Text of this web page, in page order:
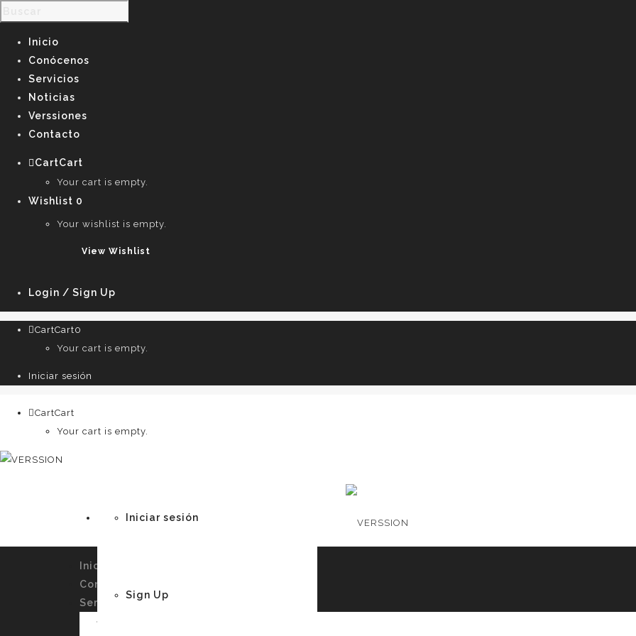
Inicio
Conócenos
Servicios
Noticias
Verssiones
Contacto
CartCart
Your cart is empty.
Wishlist 0
Your wishlist is empty.
View Wishlist
Login / Sign Up
CartCart0
Your cart is empty.
Iniciar sesión
CartCart
Your cart is empty.
Iniciar sesión
Sign Up
Inicio
Conócenos
Servicios